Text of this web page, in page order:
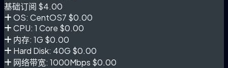
基础订阅 $4.00
OS: CentOS7 $0.00
CPU: 1 Core $0.00
内存: 1G $0.00
Hard Disk: 40G $0.00
网络带宽: 1000Mbps $0.00